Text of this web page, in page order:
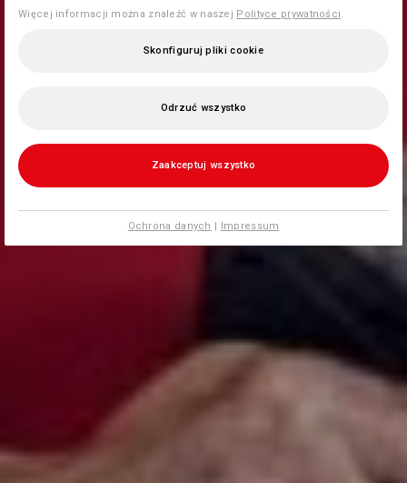
Więcej informacji można znaleźć w naszej Polityce prywatności.
Skonfiguruj pliki cookie
Odrzuć wszystko
Zaakceptuj wszystko
Ochrona danych | Impressum